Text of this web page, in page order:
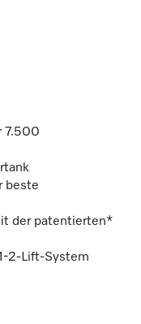
7.500
beste
der patentierten*
2-Lift-System